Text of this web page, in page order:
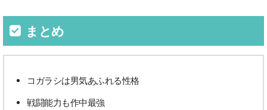
まとめ
コガラシは男気あふれる性格
戦闘能力も作中最強